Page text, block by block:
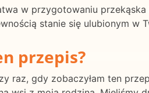
w przygotowaniu
stanie się ulubionym w
przepis?
raz, gdy zobaczyłam ten